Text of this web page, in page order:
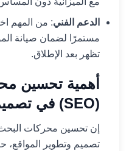
الدعم الفني: من المهم
مستمرًا لضمان صيانة
تظهر بعد الإطلاق.
أهمية تحسين
(SEO) في تصميم المواقع
تصميم وتطوير